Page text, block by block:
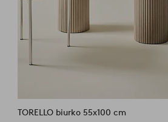
TORELLO biurko 55x100 cm